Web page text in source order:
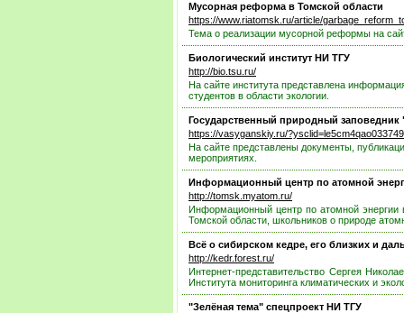
Мусорная реформа в Томской области
https://www.riatomsk.ru/article/
Тема о реализации мусорной реформы на
Биологический институт НИ ТГУ
http://bio.tsu.ru/
На сайте института представлена
студентов в области экологии.
Государственный природный заповедник
https://vasyganskiy.ru/
На сайте представлены документы,
мероприятиях.
Информационный центр по атомной
http://tomsk.myatom.ru/
Информационный центр по атомной
Томской области, школьников о природе
Всё о сибирском кедре, его близких и
http://kedr.forest.ru/
Интернет-представительство Сергея
Института мониторинга климатических и
"Зелёная тема" спецпроект НИ ТГУ